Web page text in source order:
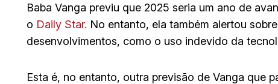
Baba Vanga previu que 2025 seria um ano de
o Daily Star. No entanto, ela também alertou
desenvolvimentos, como o uso indevido da
Esta é, no entanto, outra previsão de Vanga que